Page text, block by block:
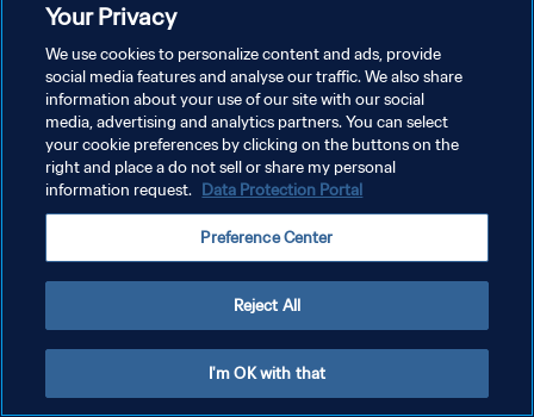
POLITIQUE DE CONFIDENTIALITÉ
CONDITIONS D'UTILISATION
GÉRER VOS PRÉFÉRENCES SUR LES COOKIES
Your Privacy
We use cookies to personalize content and ads, provide
social media features and analyse our traffic. We also share
information about your use of our site with our social
media, advertising and analytics partners. You can select
your cookie preferences by clicking on the buttons on the
right and place a do not sell or share my personal
information request. Data Protection Portal
Preference Center
Reject All
I'm OK with that